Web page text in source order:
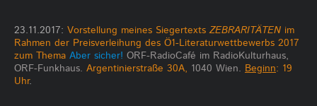
23.11.2017: Vorstellung meines SiegertextsZEBRARITÄTEN im
Rahmen der Preisverleihung des Ö1-Literaturwettbewerbs 2017
zum Thema Aber sicher! ORF-RadioCafé im RadioKulturhaus,
ORF-Funkhaus. Argentinierstraße 30A, 1040 Wien. Beginn: 19
Uhr.